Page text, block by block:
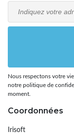
Email
Nous respectons votre
notre politique de
moment.
Coordonnées
Irisoft